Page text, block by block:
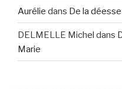
Aurélie dans De la
DELMELLE Michel dans
Marie